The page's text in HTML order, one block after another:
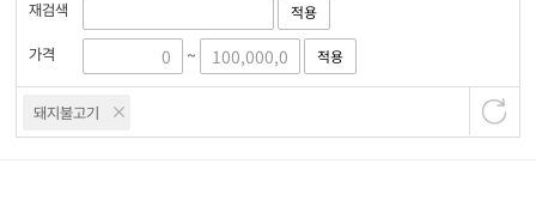
재검색 적용
가격 ~ 적용
돼지불고기